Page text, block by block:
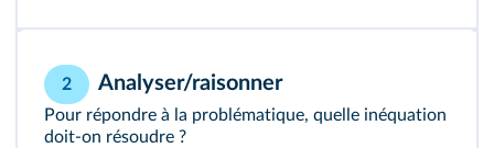
2 Analyser/raisonner
Pour répondre à la problématique, quelle inéquation
doit‑on résoudre ?